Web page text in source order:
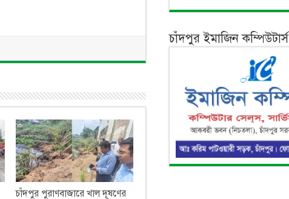
চাঁদপুর পুরাণবাজারে খাল দূষণের
চাঁদপুর ইমাজিন কম্পিউটার্স